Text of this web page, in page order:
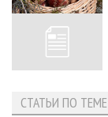
27.07.2026
СТАТЬИ ПО ТЕМЕ